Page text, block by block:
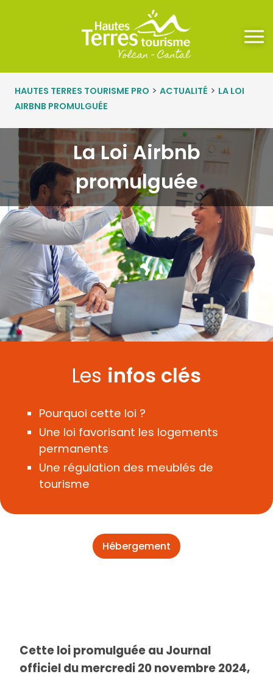
HAUTES TERRES TOURISME PRO > ACTUALITÉ > LA LOI
AIRBNB PROMULGUÉE
La Loi Airbnb
promulguée
Les infos clés
Pourquoi cette loi ?
Une loi favorisant les logements
permanents
Une régulation des meublés de
tourisme
Hébergement
Cette loi promulguée au Journal
officiel du mercredi 20 novembre 2024,
Panneau de gestion des cookies